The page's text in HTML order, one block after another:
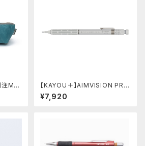
MAY
(ター
【KAYOU＋】AIMVISION PR
O/エイムビジョンプロ (スノー
ホワイト)
¥7,920